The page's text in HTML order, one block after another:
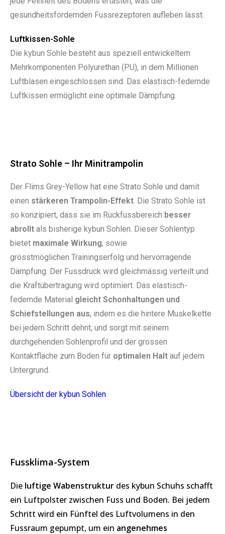
gesundheitsfördernden Fussrezeptoren aufleben lässt.
Luftkissen-Sohle
Die kybun Sohle besteht aus speziell entwickeltem
Mehrkomponenten Polyurethan (PU), in dem Millionen
Luftblasen eingeschlossen sind. Das elastisch-­federnde
Luftkissen ermöglicht eine optimale Dämpfung.
Strato Sohle – Ihr Minitrampolin
Der Flims Grey-Yellow hat eine Strato Sohle und damit
einen stärkeren Trampolin-Effekt . Die Strato Sohle ist
so konzipiert, dass sie im Rückfussbereich besser
abrollt als bisherige kybun Sohlen. Dieser Sohlentyp
bietet maximale Wirkung, sowie
grösstmöglichen Trainingserfolg und hervorragende
Dämpfung. Der Fussdruck wird gleichmässig verteilt und
die Kraftübertragung wird optimiert. Das elastisch-
federnde Material gleicht Schonhaltungen und
Schiefstellungen aus, indem es die hintere Muskelkette
bei jedem Schritt dehnt, und sorgt mit seinem
durchgehenden Sohlenprofil und der grossen
Kontaktfläche zum Boden für optimalen Halt auf jedem
Untergrund.
Übersicht der kybun Sohlen
Fussklima-System
Die luftige Wabenstruktur des kybun Schuhs schafft
ein Luftpolster zwischen Fuss und Boden. Bei jedem
Schritt wird ein Fünftel des Luftvolumens in den
Fussraum gepumpt, um ein angenehmes